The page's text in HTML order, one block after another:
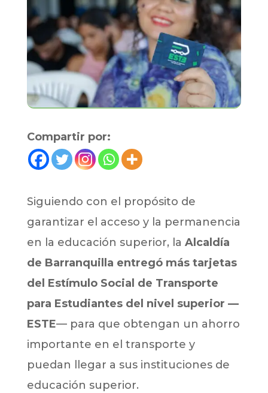
Compartir por:
Siguiendo con el propósito de
garantizar el acceso y la permanencia
en la educación superior, la Alcaldía
de Barranquilla entregó más tarjetas
del Estímulo Social de Transporte
para Estudiantes del nivel superior —
ESTE— para que obtengan un ahorro
importante en el transporte y
puedan llegar a sus instituciones de
educación superior.